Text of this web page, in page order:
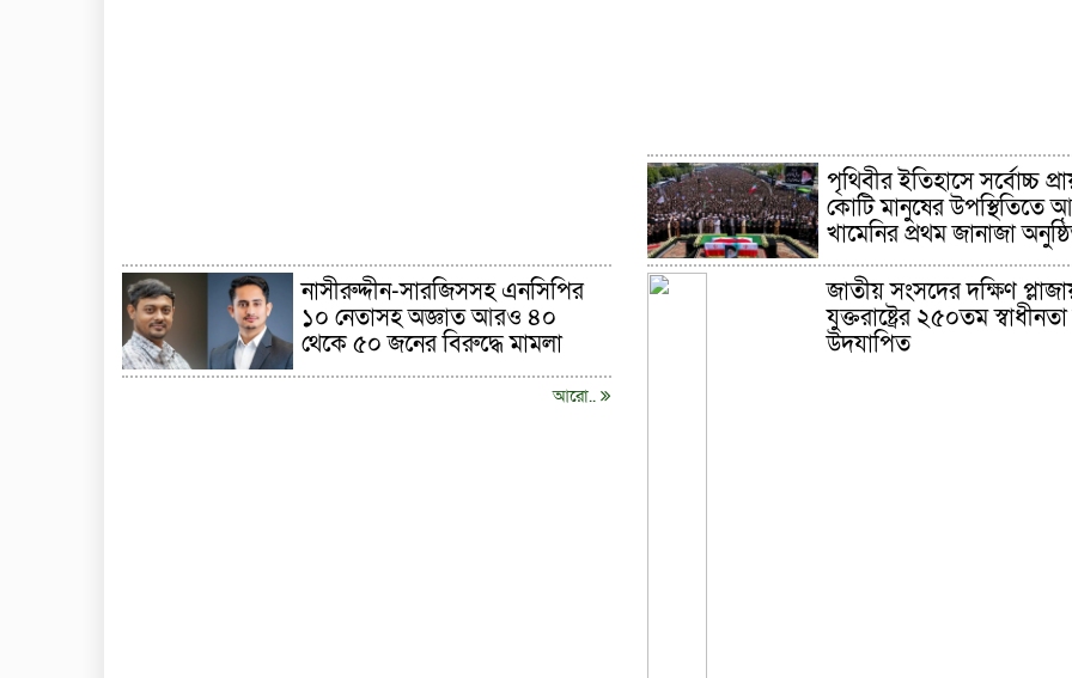
নাসীরুদ্দীন-সারজিসসহ এনসিপির
১০ নেতাসহ অজ্ঞাত আরও ৪০
থেকে ৫০ জনের বিরুদ্ধে মামলা
আরো..
পৃথিবীর ইতিহাসে সর্বোচ্চ
কোটি মানুষের উপস্থিতিতে
খামেনির প্রথম জানাজা
জাতীয় সংসদের দক্ষিণ
যুক্তরাষ্ট্রের ২৫০তম
উদযাপিত